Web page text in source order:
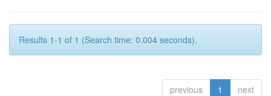
Results 1-1 of 1 (Search time: 0.004 seconds).
previous 1 next